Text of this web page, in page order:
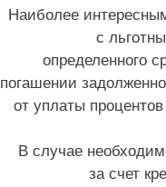
Наиболее
с
определенного
погашении
от уплаты
В случае
за счет